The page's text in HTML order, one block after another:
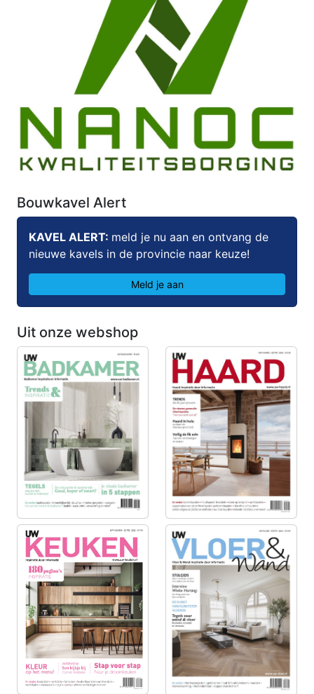
Bouwkavel Alert
KAVEL ALERT: meld je nu aan en ontvang de
nieuwe kavels in de provincie naar keuze!
Meld je aan
Uit onze webshop